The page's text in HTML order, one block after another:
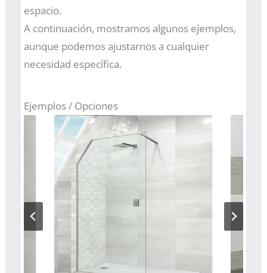
espacio.
A continuación, mostramos algunos ejemplos,
aunque podemos ajustarnos a cualquier
necesidad específica.
Ejemplos / Opciones